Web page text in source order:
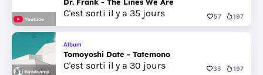
Youtube
C'est sorti il y a 35 jours 57 197
Bandcamp
Album
Tomoyoshi Date - Tatemono
C'est sorti il y a 30 jours 35 197